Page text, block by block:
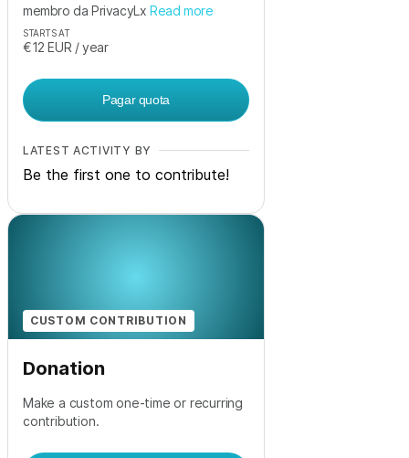
membro da PrivacyLx Read more
STARTS AT
€12 EUR / year
Pagar quota
LATEST ACTIVITY BY
Be the first one to contribute!
CUSTOM CONTRIBUTION
Donation
Make a custom one-time or recurring
contribution.